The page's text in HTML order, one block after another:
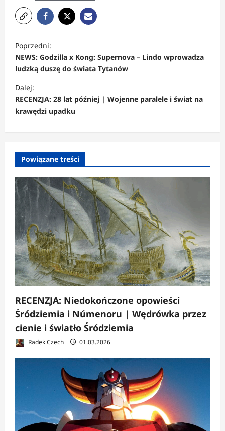
o
b
a
c
z
w
i
s
y
Poprzedni:
NEWS: Godzilla x Kong: Supernova – Lindo wprowadza
ludzką duszę do świata Tytanów
Dalej:
RECENZJA: 28 lat później | Wojenne paralele i świat na
krawędzi upadku
Powiązane treści
RECENZJA: Niedokończone opowieści
Śródziemia i Númenoru | Wędrówka przez
cienie i światło Śródziemia
Radek Czech 01.03.2026